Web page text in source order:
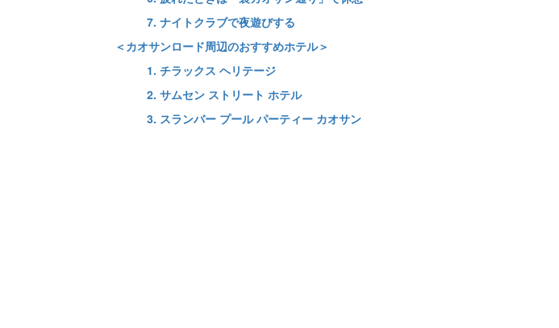
7. ナイトクラブで夜遊びする
＜カオサンロード周辺のおすすめホテル＞
1. チラックス ヘリテージ
2. サムセン ストリート ホテル
3. スランバー プール パーティー カオサン